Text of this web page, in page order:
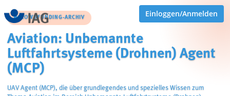
Einloggen/Anmelden
CROWDFUNDING-ARCHIV
Aviation: Unbemannte
Luftfahrtsysteme (Drohnen) Agent
(MCP)
UAV Agent (MCP), die über grundlegendes und spezielles Wissen zum